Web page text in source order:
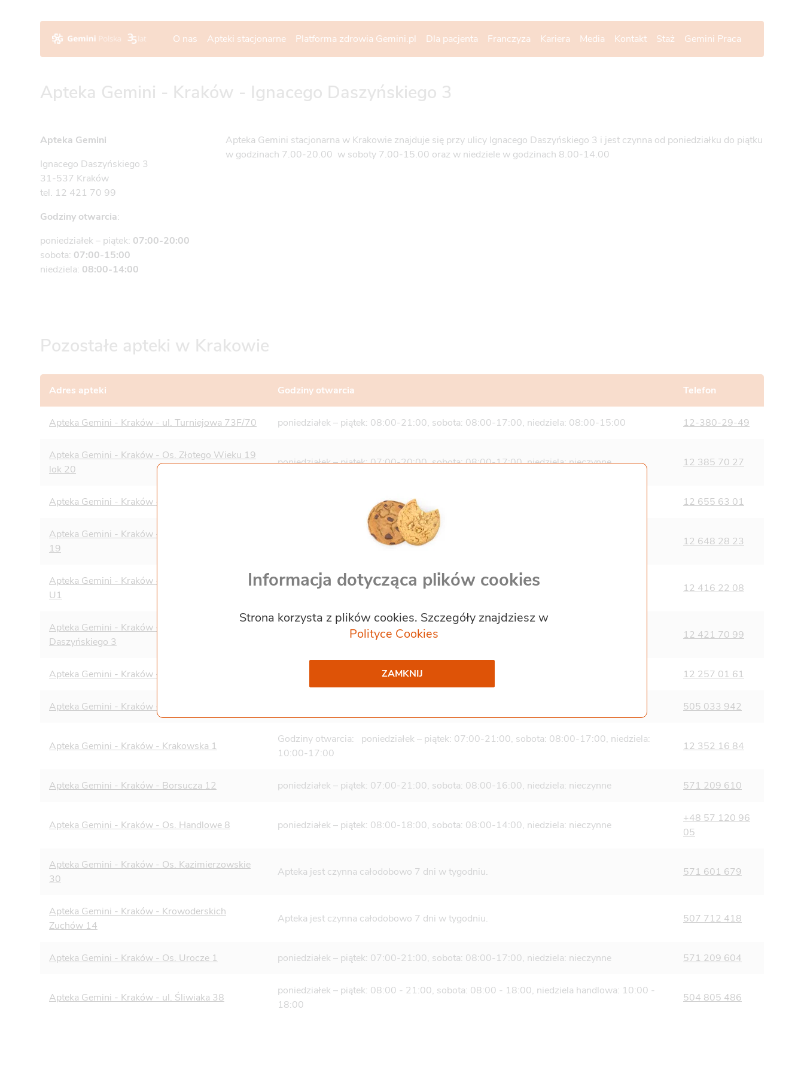
O nas Apteki stacjonarne Platforma zdrowia Gemini.pl Dla pacjenta Franczyza Kariera Media Kontakt Staż Gemini Praca
Apteka Gemini - Kraków - Ignacego Daszyńskiego 3
Apteka Gemini
Ignacego Daszyńskiego 3
31-537 Kraków
tel. 12 421 70 99
Godziny otwarcia:
poniedziałek – piątek: 07:00-20:00
sobota: 07:00-15:00
niedziela: 08:00-14:00
Apteka Gemini stacjonarna w Krakowie znajduje się przy ulicy Ignacego Daszyńskiego 3 i jest czynna od poniedziałku do piątku
w godzinach 7.00-20.00 w soboty 7.00-15.00 oraz w niedziele w godzinach 8.00-14.00
Pozostałe apteki w Krakowie
Adres apteki Godziny otwarcia Telefon
Apteka Gemini - Kraków - ul. Turniejowa 73F/70 poniedziałek – piątek: 08:00-21:00, sobota: 08:00-17:00, niedziela: 08:00-15:00 12-380-29-49
Apteka Gemini - Kraków - Os. Złotego Wieku 19
lok 20
poniedziałek – piątek: 07:00-20:00, sobota: 08:00-17:00, niedziela: nieczynne 12 385 70 27
Apteka Gemini - Kraków - Spółdzielców 3 poniedziałek – piątek: 07:00-21:00, sobota: 08:00-17:00, niedziela: nieczynne 12 655 63 01
Apteka Gemini - Kraków - Osiedle Jagiellońskie
19
poniedziałek – piątek: 07:00-21:00, sobota: 08:00-16:00, niedziela: nieczynne 12 648 28 23
Apteka Gemini - Kraków - ul. Prądnicka 87 lok.
U1
poniedziałek – piątek: 07:00-20:00, sobota: 08:00-16:00, niedziela: nieczynne 12 416 22 08
Apteka Gemini - Kraków - Ignacego
Daszyńskiego 3
poniedziałek – piątek: 07:00-20:00, sobota: 07:00-15:00, niedziela: 08:00-14:00 12 421 70 99
Apteka Gemini - Kraków - Komandosów 21 poniedziałek – piątek: 07:00-20:00, sobota: 08:00-16:00, niedziela: nieczynne 12 257 01 61
Apteka Gemini - Kraków - Leonida Teligi 8 505 033 942
Apteka Gemini - Kraków - Krakowska 1
Godziny otwarcia: poniedziałek – piątek: 07:00-21:00, sobota: 08:00-17:00, niedziela:
10:00-17:00
12 352 16 84
Apteka Gemini - Kraków - Borsucza 12 poniedziałek – piątek: 07:00-21:00, sobota: 08:00-16:00, niedziela: nieczynne 571 209 610
Apteka Gemini - Kraków - Os. Handlowe 8 poniedziałek – piątek: 08:00-18:00, sobota: 08:00-14:00, niedziela: nieczynne
+48 57 120 96
05
Apteka Gemini - Kraków - Os. Kazimierzowskie
30
Apteka jest czynna całodobowo 7 dni w tygodniu. 571 601 679
Apteka Gemini - Kraków - Krowoderskich
Zuchów 14
Apteka jest czynna całodobowo 7 dni w tygodniu. 507 712 418
Apteka Gemini - Kraków - Os. Urocze 1 poniedziałek – piątek: 07:00-21:00, sobota: 08:00-17:00, niedziela: nieczynne 571 209 604
Apteka Gemini - Kraków - ul. Śliwiaka 38
poniedziałek – piątek: 08:00 - 21:00, sobota: 08:00 - 18:00, niedziela handlowa: 10:00 -
18:00
504 805 486
Informacja dotycząca plików cookies
Strona korzysta z plików cookies. Szczegóły znajdziesz w
Polityce Cookies
ZAMKNIJ